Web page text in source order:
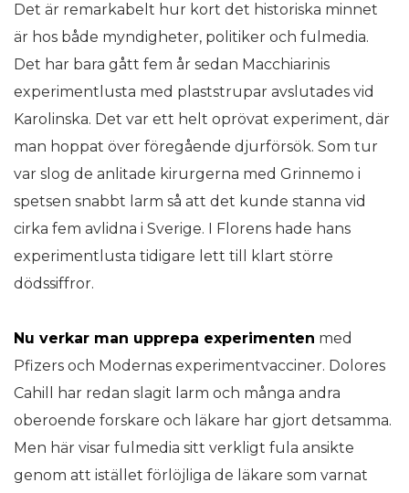
Det är remarkabelt hur kort det historiska minnet
är hos både myndigheter, politiker och fulmedia.
Det har bara gått fem år sedan Macchiarinis
experimentlusta med plaststrupar avslutades vid
Karolinska. Det var ett helt oprövat experiment, där
man hoppat över föregående djurförsök. Som tur
var slog de anlitade kirurgerna med Grinnemo i
spetsen snabbt larm så att det kunde stanna vid
cirka fem avlidna i Sverige. I Florens hade hans
experimentlusta tidigare lett till klart större
dödssiffror.
Nu verkar man upprepa experimenten med
Pfizers och Modernas experimentvacciner. Dolores
Cahill har redan slagit larm och många andra
oberoende forskare och läkare har gjort detsamma.
Men här visar fulmedia sitt verkligt fula ansikte
genom att istället förlöjliga de läkare som varnat